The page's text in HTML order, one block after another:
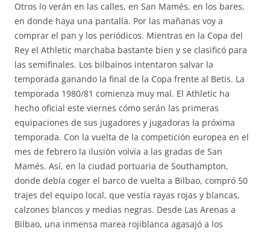
Otros lo verán en las calles, en San Mamés, en los bares,
en donde haya una pantalla. Por las mañanas voy a
comprar el pan y los periódicos. Mientras en la Copa del
Rey el Athletic marchaba bastante bien y se clasificó para
las semifinales. Los bilbaínos intentaron salvar la
temporada ganando la final de la Copa frente al Betis. La
temporada 1980/81 comienza muy mal. El Athletic ha
hecho oficial este viernes cómo serán las primeras
equipaciones de sus jugadores y jugadoras la próxima
temporada. Con la vuelta de la competición europea en el
mes de febrero la ilusión volvía a las gradas de San
Mamés. Así, en la ciudad portuaria de Southampton,
donde debía coger el barco de vuelta a Bilbao, compró 50
trajes del equipo local, que vestía rayas rojas y blancas,
calzones blancos y medias negras. Desde Las Arenas a
Bilbao, una inmensa marea rojiblanca agasajó a los